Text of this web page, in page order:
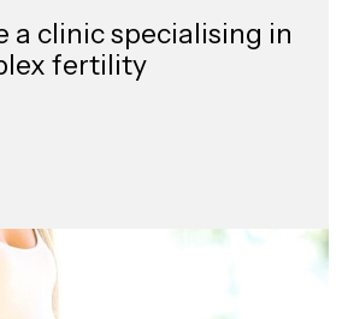
a clinic specialising in
fertility